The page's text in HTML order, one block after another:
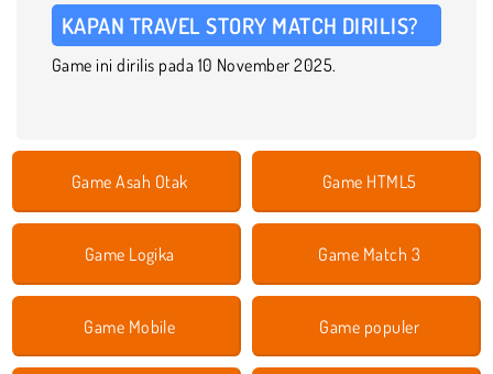
KAPAN TRAVEL STORY MATCH DIRILIS?
Game ini dirilis pada 10 November 2025.
Game Asah Otak Game HTML5
Game Logika Game Match 3
Game Mobile Game populer